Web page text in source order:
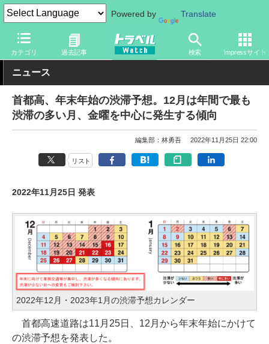
Powered by Translate
カテゴリ 過去記事 検索 Impressサイト
トラベル Watch 旅の方法 クルマ旅 高速道路
ニュース
首都高、年末年始の渋滞予想。12月は年間で最も
渋滞の多い月、金曜を中心に発生する傾向
編集部：林勇吾 2022年11月25日 22:00
リスト
2022年11月25日 発表
2022年12月・2023年1月の渋滞予想カレンダー
首都高速道路は11月25日、12月から年末年始にかけて
の渋滞予想を発表した。